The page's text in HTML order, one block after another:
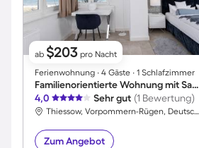
ab $203 pro Nacht
Ferienwohnung ∙ 4 Gäste ∙ 1 Schlafzimmer
Familienorientierte Wohnung mit Sauna und Terrasse | Meerblick | Strand in der Nähe
4,0
Sehr gut (1 Bewertung)
Thiessow, Vorpommern-Rügen, Deutschland
Zum Angebot